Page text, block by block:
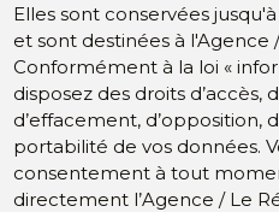
Elles sont conservées
et sont destinées à l'Agence
Conformément à la loi «
disposez des droits d’accès,
d’effacement, d’opposition,
portabilité de vos données.
consentement à tout
directement l’Agence / Le